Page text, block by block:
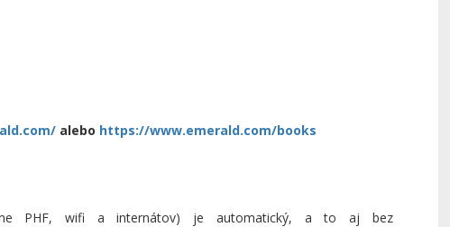
alebo https://www.emerald.com/books
PHF, wifi a internátov) je automatický, a to aj bez